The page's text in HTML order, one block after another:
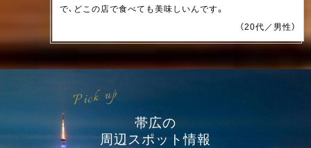
で、どこの店で食べても美味しいんです。
（20代／男性）
Pick up
帯広の
周辺スポット情報